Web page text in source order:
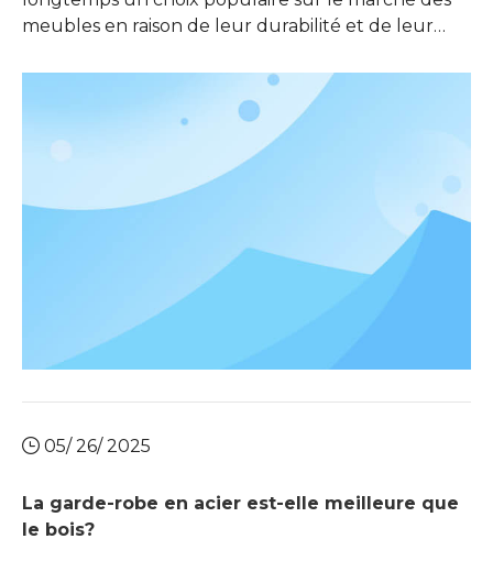
meubles en raison de leur durabilité et de leur
avantages, il existe plusieurs inconvénients associés
aux lits métalliques dont les consommateurs
devraient être conscients avant d'effectuer un
achat. Cet article explore i
05/ 26/ 2025
La garde-robe en acier est-elle meilleure que
le bois?